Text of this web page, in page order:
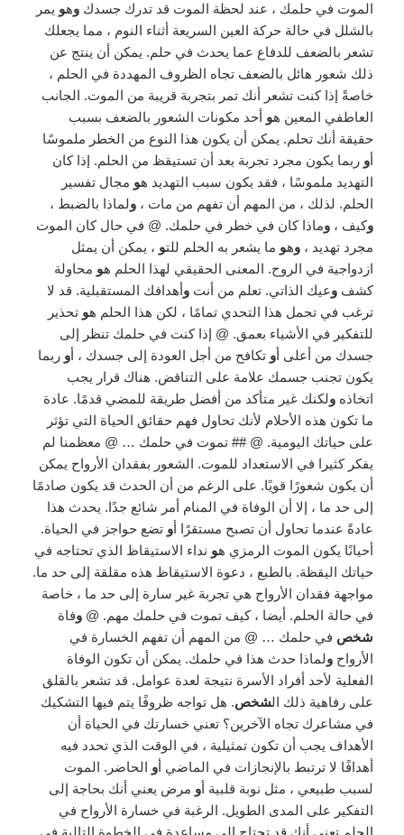
الموت في حلمك ، عند لحظة الموت قد تدرك جسدكوهو يمر
بالشلل في حالة حركة العين السريعة أثناء النوم ، مما يجعلك
تشعر بالضعف للدفاع عما يحدث في حلم. يمكن أن ينتج عن
ذلك شعور هائل بالضعف تجاه الظروف المهددة في الحلم ،
خاصةً إذا كنت تشعر أنك تمر بتجربة قريبة من الموت. الجانب
العاطفي المعين هو أحد مكونات الشعور بالضعف بسبب
حقيقة أنك تحلم. يمكن أن يكون هذا النوع من الخطر ملموسًا
أو ربما يكون مجرد تجربة بعد أن تستيقظ من الحلم. إذا كان
التهديد ملموسًا ، فقد يكون سبب التهديد هو مجال تفسير
الحلم. لذلك ، من المهم أن تفهم من مات ،ولماذا بالضبط ،
وكيف ،وماذا كان في خطر في حلمك. @ في حال كان الموت
مجرد تهديد ،وهو ما يشعر به الحلم للتو ، يمكن أن يمثل
ازدواجية في الروح. المعنى الحقيقي لهذا الحلم هو محاولة
كشفوعيك الذاتي. تعلم من أنتوأهدافك المستقبلية. قد لا
ترغب في تحمل هذا التحدي تمامًا ، لكن هذا الحلم هو تحذير
للتفكير في الأشياء بعمق. @ إذا كنت في حلمك تنظر إلى
جسدك من أعلى أو تكافح من أجل العودة إلى جسدك ، أو ربما
يكون تجنب جسمك علامة على التناقض. هناك قرار يجب
اتخاذهولكنك غير متأكد من أفضل طريقة للمضي قدمًا. عادة
ما تكون هذه الأحلام لأنك تحاول فهم حقائق الحياة التي تؤثر
على حياتك اليومية. @ ## تموت في حلمك … @ معظمنا لم
يفكر كثيرا في الاستعداد للموت. الشعور بفقدان الأرواح يمكن
أن يكون شعورًا قويًا. على الرغم من أن الحدث قد يكون صادمًا
إلى حد ما ، إلا أن الوفاة في المنام أمر شائع جدًا. يحدث هذا
عادةً عندما تحاول أن تصبح مستقرًا أو تضع حواجز في الحياة.
أحيانًا يكون الموت الرمزي هو نداء الاستيقاظ الذي تحتاجه في
حياتك اليقظة. بالطبع ، دعوة الاستيقاظ هذه مقلقة إلى حد ما.
مواجهة فقدان الأرواح هي تجربة غير سارة إلى حد ما ، خاصة
في حالة الحلم. أيضا ، كيف تموت في حلمك مهم. @وفاة
شخص في حلمك … @ من المهم أن تفهم الخسارة في
الأرواحولماذا حدث هذا في حلمك. يمكن أن تكون الوفاة
الفعلية لأحد أفراد الأسرة نتيجة لعدة عوامل. قد تشعر بالقلق
على رفاهية ذلك الشخص. هل تواجه ظروفًا يتم فيها التشكيك
في مشاعرك تجاه الآخرين؟ تعني خسارتك في الحياة أن
الأهداف يجب أن تكون تمثيلية ، في الوقت الذي تحدد فيه
أهدافًا لا ترتبط بالإنجازات في الماضي أو الحاضر. الموت
لسبب طبيعي ، مثل نوبة قلبية أو مرض يعني أنك بحاجة إلى
التفكير على المدى الطويل. الرغبة في خسارة الأرواح في